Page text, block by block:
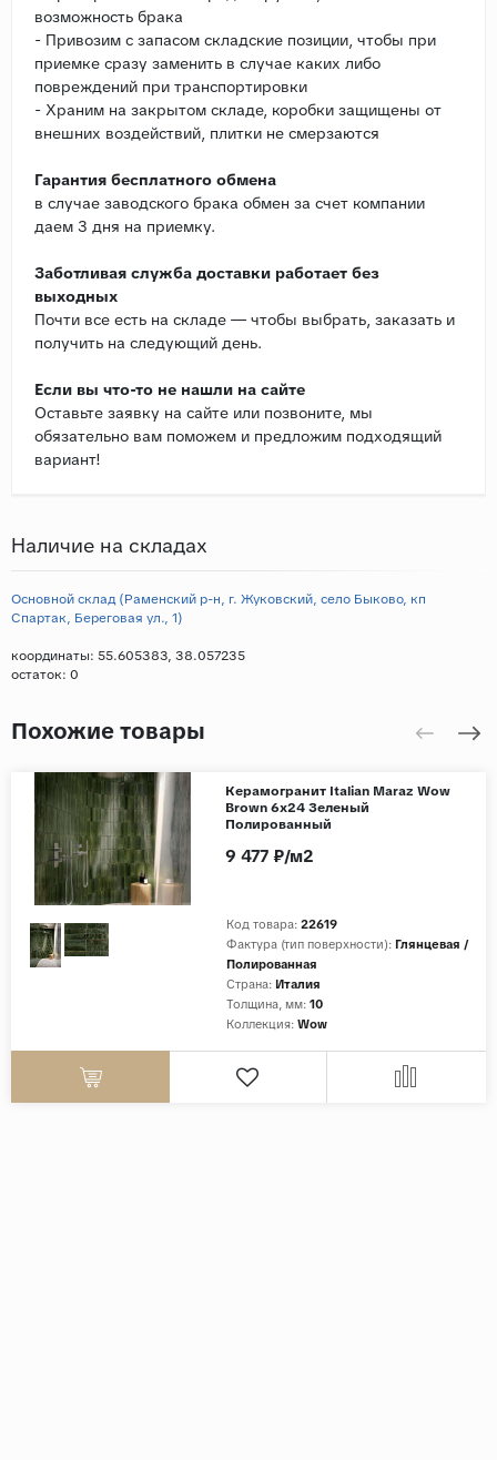
возможность брака
- Привозим с запасом складские позиции, чтобы при
приемке сразу заменить в случае каких либо
повреждений при транспортировки
- Храним на закрытом складе, коробки защищены от
внешних воздействий, плитки не смерзаются
Гарантия бесплатного обмена
в случае заводского брака обмен за счет компании
даем 3 дня на приемку.
Заботливая служба доставки работает без
выходных
Почти все есть на складе — чтобы выбрать, заказать и
получить на следующий день.
Если вы что-то не нашли на сайте
Оставьте заявку на сайте или позвоните, мы
обязательно вам поможем и предложим подходящий
вариант!
Наличие на складах
Основной склад (Раменский р-н, г. Жуковский, село Быково, кп
Спартак, Береговая ул., 1)
координаты: 55.605383, 38.057235
остаток: 0
Похожие товары
Керамогранит Italian Maraz Wow
Brown 6x24 Зеленый
Полированный
Код товара: 22619
Фактура (тип поверхности): Глянцевая /
Полированная
Страна: Италия
Толщина, мм: 10
Коллекция: Wow
9 477 ₽/м2